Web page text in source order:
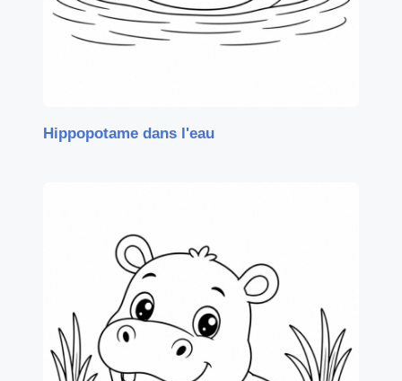
Hippopotame dans l'eau